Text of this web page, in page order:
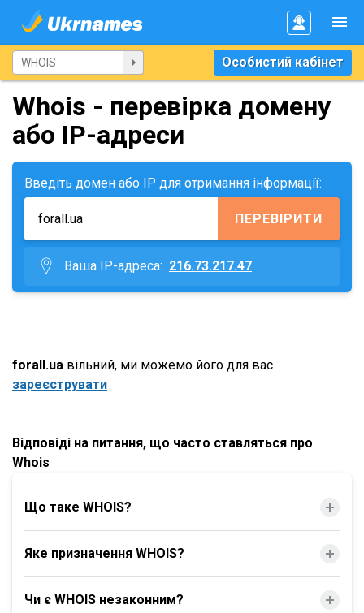
Особистий кабінет
Whois - перевірка домену
або IP-адреси
Введіть домен або IP для отримання інформації:
ПЕРЕВІРИТИ
Ваша IP-адреса: 216.73.217.47
forall.ua вільний, ми можемо його для вас
зареєструвати
Відповіді на питання, що часто ставляться про
Whois
Що таке WHOIS?
Яке призначення WHOIS?
Чи є WHOIS незаконним?